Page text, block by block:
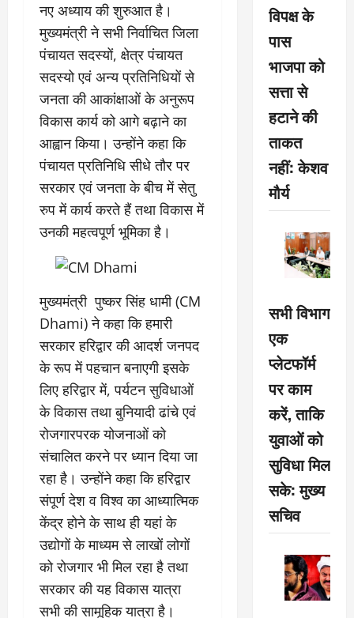
नए अध्याय की शुरुआत है।
मुख्यमंत्री ने सभी निर्वाचित जिला
पंचायत सदस्यों, क्षेत्र पंचायत
सदस्यो एवं अन्य प्रतिनिधियों से
जनता की आकांक्षाओं के अनुरूप
विकास कार्य को आगे बढ़ाने का
आह्वान किया। उन्होंने कहा कि
पंचायत प्रतिनिधि सीधे तौर पर
सरकार एवं जनता के बीच में सेतु
रुप में कार्य करते हैं तथा विकास में
उनकी महत्वपूर्ण भूमिका है।
मुख्यमंत्री पुष्कर सिंह धामी (CM
Dhami) ने कहा कि हमारी
सरकार हरिद्वार की आदर्श जनपद
के रूप में पहचान बनाएगी इसके
लिए हरिद्वार में, पर्यटन सुविधाओं
के विकास तथा बुनियादी ढांचे एवं
रोजगारपरक योजनाओं को
संचालित करने पर ध्यान दिया जा
रहा है। उन्होंने कहा कि हरिद्वार
संपूर्ण देश व विश्व का आध्यात्मिक
केंद्र होने के साथ ही यहां के
उद्योगों के माध्यम से लाखों लोगों
को रोजगार भी मिल रहा है तथा
सरकार की यह विकास यात्रा
सभी की सामूहिक यात्रा है।
विपक्ष के
पास
भाजपा को
सत्ता से
हटाने की
ताकत
नहीं: केशव
मौर्य
सभी विभाग
एक
प्लेटफॉर्म
पर काम
करें, ताकि
युवाओं को
सुविधा मिल
सके: मुख्य
सचिव